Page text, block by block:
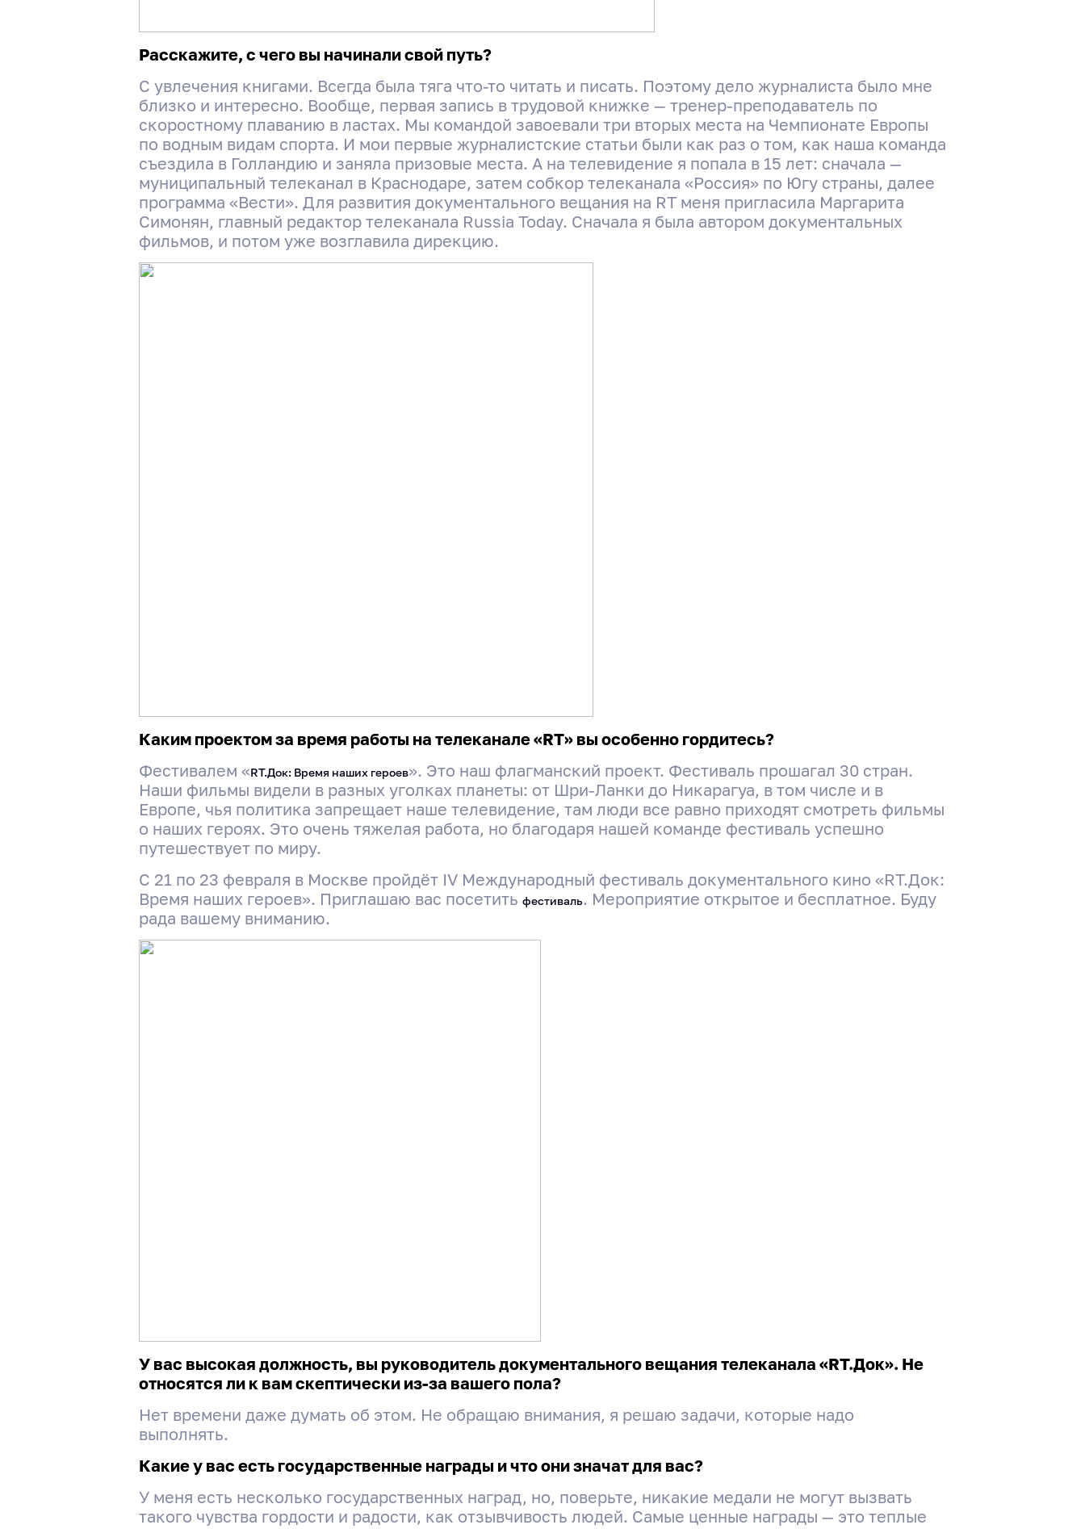
Расскажите, с чего вы начинали свой путь?
С увлечения книгами. Всегда была тяга что-то читать и писать. Поэтому дело журналиста было мне
близко и интересно. Вообще, первая запись в трудовой книжке — тренер-преподаватель по
скоростному плаванию в ластах. Мы командой завоевали три вторых места на Чемпионате Европы
по водным видам спорта. И мои первые журналистские статьи были как раз о том, как наша команда
съездила в Голландию и заняла призовые места. А на телевидение я попала в 15 лет: сначала —
муниципальный телеканал в Краснодаре, затем собкор телеканала «Россия» по Югу страны, далее
программа «Вести». Для развития документального вещания на RT меня пригласила Маргарита
Симонян, главный редактор телеканала Russia Today. Сначала я была автором документальных
фильмов, и потом уже возглавила дирекцию.
Каким проектом за время работы на телеканале «RT» вы особенно гордитесь?
Фестивалем «RT.Док: Время наших героев». Это наш флагманский проект. Фестиваль прошагал 30 стран.
Наши фильмы видели в разных уголках планеты: от Шри-Ланки до Никарагуа, в том числе и в
Европе, чья политика запрещает наше телевидение, там люди все равно приходят смотреть фильмы
о наших героях. Это очень тяжелая работа, но благодаря нашей команде фестиваль успешно
путешествует по миру.
С 21 по 23 февраля в Москве пройдёт IV Международный фестиваль документального кино «RT.Док:
Время наших героев». Приглашаю вас посетить фестиваль. Мероприятие открытое и бесплатное. Буду
рада вашему вниманию.
У вас высокая должность, вы руководитель документального вещания телеканала «RT.Док». Не
относятся ли к вам скептически из-за вашего пола?
Нет времени даже думать об этом. Не обращаю внимания, я решаю задачи, которые надо
выполнять.
Какие у вас есть государственные награды и что они значат для вас?
У меня есть несколько государственных наград, но, поверьте, никакие медали не могут вызвать
такого чувства гордости и радости, как отзывчивость людей. Самые ценные награды — это теплые